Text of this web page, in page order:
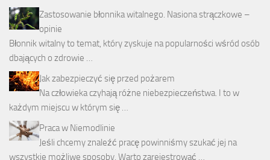
Zastosowanie błonnika witalnego. Nasiona strączkowe –
opinie
Błonnik witalny to temat, który zyskuje na popularności wśród osób
dbających o zdrowie …
Jak zabezpieczyć się przed pożarem
Na człowieka czyhają różne niebezpieczeństwa. I to w
każdym miejscu w którym się …
Praca w Niemodlinie
Jeśli chcemy znaleźć pracę powinniśmy szukać jej na
wszystkie możliwe sposoby. Warto zarejestrować …